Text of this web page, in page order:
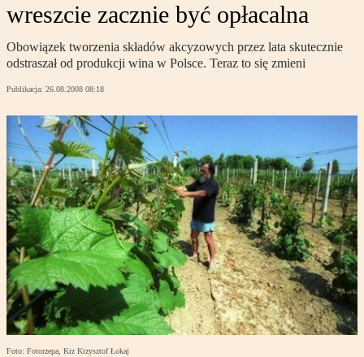
wreszcie zacznie być opłacalna
Obowiązek tworzenia składów akcyzowych przez lata skutecznie
odstraszał od produkcji wina w Polsce. Teraz to się zmieni
Publikacja: 26.08.2008 08:18
Foto: Fotorzepa, Krz Krzysztof Łokaj